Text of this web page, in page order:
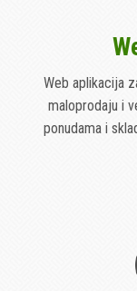
Web aplikacija
maloprodaju i
ponudama i